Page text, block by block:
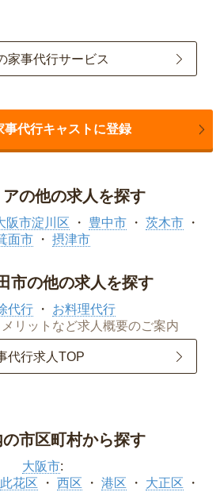
家事代行サービス
事代行キャストに登録
アの他の求人を探す
阪市淀川区 豊中市
茨木市
面市
摂津市
市の他の求人を探す
代行
お料理代行
リットなど求人概要のご案内
代行求人TOP
市区町村から探す
大阪市:
此花区 西区 港区
大正区